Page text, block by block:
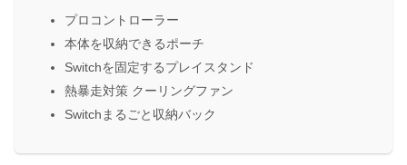
プロコントローラー
本体を収納できるポーチ
Switchを固定するプレイスタンド
熱暴走対策 クーリングファン
Switchまるごと収納バック